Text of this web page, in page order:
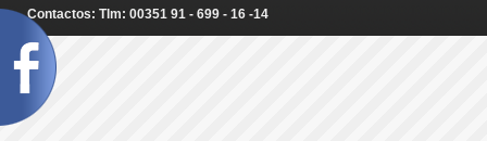
Contactos: Tlm: 00351 91 - 699 - 16 -14